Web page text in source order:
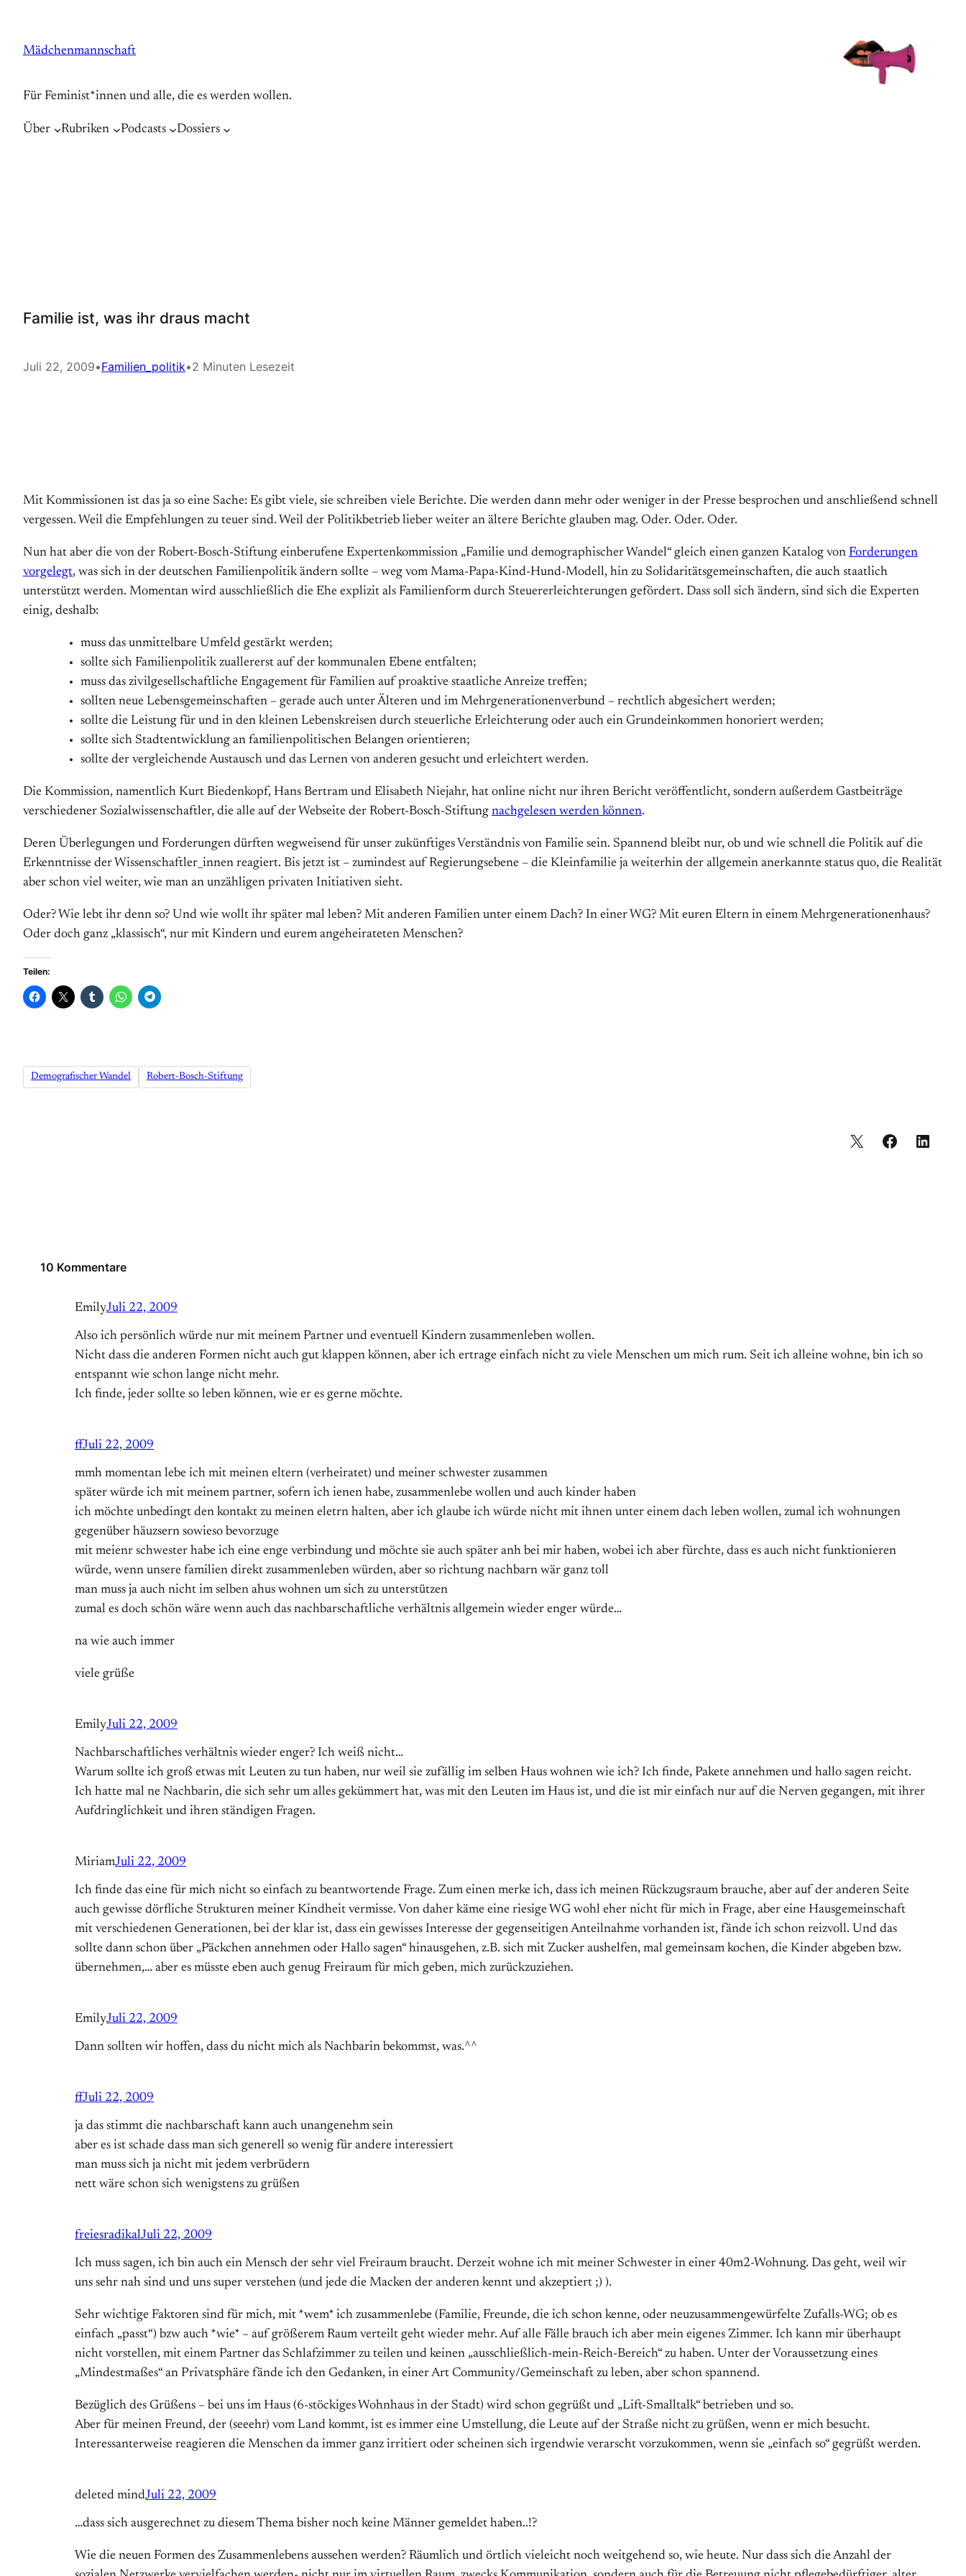
springen
Mädchenmannschaft
Für Feminist*innen und alle, die es werden wollen.
Über Rubriken Podcasts Dossiers
Familie ist, was ihr draus macht
Juli 22, 2009•Familien_politik•2 Minuten Lesezeit
Mit Kommissionen ist das ja so eine Sache: Es gibt viele, sie schreiben viele Berichte. Die werden dann mehr oder weniger in der Presse besprochen und anschließend schnell
vergessen. Weil die Empfehlungen zu teuer sind. Weil der Politikbetrieb lieber weiter an ältere Berichte glauben mag. Oder. Oder. Oder.
Nun hat aber die von der Robert-Bosch-Stiftung einberufene Expertenkommission „Familie und demographischer Wandel“ gleich einen ganzen Katalog von Forderungen
vorgelegt, was sich in der deutschen Familienpolitik ändern sollte – weg vom Mama-Papa-Kind-Hund-Modell, hin zu Solidaritätsgemeinschaften, die auch staatlich
unterstützt werden. Momentan wird ausschließlich die Ehe explizit als Familienform durch Steuererleichterungen gefördert. Dass soll sich ändern, sind sich die Experten
einig, deshalb:
muss das unmittelbare Umfeld gestärkt werden;
sollte sich Familienpolitik zuallererst auf der kommunalen Ebene entfalten;
muss das zivilgesellschaftliche Engagement für Familien auf proaktive staatliche Anreize treffen;
sollten neue Lebensgemeinschaften – gerade auch unter Älteren und im Mehrgenerationenverbund – rechtlich abgesichert werden;
sollte die Leistung für und in den kleinen Lebenskreisen durch steuerliche Erleichterung oder auch ein Grundeinkommen honoriert werden;
sollte sich Stadtentwicklung an familienpolitischen Belangen orientieren;
sollte der vergleichende Austausch und das Lernen von anderen gesucht und erleichtert werden.
Die Kommission, namentlich Kurt Biedenkopf, Hans Bertram und Elisabeth Niejahr, hat online nicht nur ihren Bericht veröffentlicht, sondern außerdem Gastbeiträge
verschiedener Sozialwissenschaftler, die alle auf der Webseite der Robert-Bosch-Stiftung nachgelesen werden können.
Deren Überlegungen und Forderungen dürften wegweisend für unser zukünftiges Verständnis von Familie sein. Spannend bleibt nur, ob und wie schnell die Politik auf die
Erkenntnisse der Wissenschaftler_innen reagiert. Bis jetzt ist – zumindest auf Regierungsebene – die Kleinfamilie ja weiterhin der allgemein anerkannte status quo, die Realität
aber schon viel weiter, wie man an unzähligen privaten Initiativen sieht.
Oder? Wie lebt ihr denn so? Und wie wollt ihr später mal leben? Mit anderen Familien unter einem Dach? In einer WG? Mit euren Eltern in einem Mehrgenerationenhaus?
Oder doch ganz „klassisch“, nur mit Kindern und eurem angeheirateten Menschen?
Teilen:
Demografischer Wandel Robert-Bosch-Stiftung
10 Kommentare
EmilyJuli 22, 2009
Also ich persönlich würde nur mit meinem Partner und eventuell Kindern zusammenleben wollen.
Nicht dass die anderen Formen nicht auch gut klappen können, aber ich ertrage einfach nicht zu viele Menschen um mich rum. Seit ich alleine wohne, bin ich so
entspannt wie schon lange nicht mehr.
Ich finde, jeder sollte so leben können, wie er es gerne möchte.
ffJuli 22, 2009
mmh momentan lebe ich mit meinen eltern (verheiratet) und meiner schwester zusammen
später würde ich mit meinem partner, sofern ich ienen habe, zusammenlebe wollen und auch kinder haben
ich möchte unbedingt den kontakt zu meinen eletrn halten, aber ich glaube ich würde nicht mit ihnen unter einem dach leben wollen, zumal ich wohnungen
gegenüber häuzsern sowieso bevorzuge
mit meienr schwester habe ich eine enge verbindung und möchte sie auch später anh bei mir haben, wobei ich aber fürchte, dass es auch nicht funktionieren
würde, wenn unsere familien direkt zusammenleben würden, aber so richtung nachbarn wär ganz toll
man muss ja auch nicht im selben ahus wohnen um sich zu unterstützen
zumal es doch schön wäre wenn auch das nachbarschaftliche verhältnis allgemein wieder enger würde…
na wie auch immer
viele grüße
EmilyJuli 22, 2009
Nachbarschaftliches verhältnis wieder enger? Ich weiß nicht…
Warum sollte ich groß etwas mit Leuten zu tun haben, nur weil sie zufällig im selben Haus wohnen wie ich? Ich finde, Pakete annehmen und hallo sagen reicht.
Ich hatte mal ne Nachbarin, die sich sehr um alles gekümmert hat, was mit den Leuten im Haus ist, und die ist mir einfach nur auf die Nerven gegangen, mit ihrer
Aufdringlichkeit und ihren ständigen Fragen.
MiriamJuli 22, 2009
Ich finde das eine für mich nicht so einfach zu beantwortende Frage. Zum einen merke ich, dass ich meinen Rückzugsraum brauche, aber auf der anderen Seite
auch gewisse dörfliche Strukturen meiner Kindheit vermisse. Von daher käme eine riesige WG wohl eher nicht für mich in Frage, aber eine Hausgemeinschaft
mit verschiedenen Generationen, bei der klar ist, dass ein gewisses Interesse der gegenseitigen Anteilnahme vorhanden ist, fände ich schon reizvoll. Und das
sollte dann schon über „Päckchen annehmen oder Hallo sagen“ hinausgehen, z.B. sich mit Zucker aushelfen, mal gemeinsam kochen, die Kinder abgeben bzw.
übernehmen,… aber es müsste eben auch genug Freiraum für mich geben, mich zurückzuziehen.
EmilyJuli 22, 2009
Dann sollten wir hoffen, dass du nicht mich als Nachbarin bekommst, was.^^
ffJuli 22, 2009
ja das stimmt die nachbarschaft kann auch unangenehm sein
aber es ist schade dass man sich generell so wenig für andere interessiert
man muss sich ja nicht mit jedem verbrüdern
nett wäre schon sich wenigstens zu grüßen
freiesradikalJuli 22, 2009
Ich muss sagen, ich bin auch ein Mensch der sehr viel Freiraum braucht. Derzeit wohne ich mit meiner Schwester in einer 40m2-Wohnung. Das geht, weil wir
uns sehr nah sind und uns super verstehen (und jede die Macken der anderen kennt und akzeptiert ;) ).
Sehr wichtige Faktoren sind für mich, mit *wem* ich zusammenlebe (Familie, Freunde, die ich schon kenne, oder neuzusammengewürfelte Zufalls-WG; ob es
einfach „passt“) bzw auch *wie* – auf größerem Raum verteilt geht wieder mehr. Auf alle Fälle brauch ich aber mein eigenes Zimmer. Ich kann mir überhaupt
nicht vorstellen, mit einem Partner das Schlafzimmer zu teilen und keinen „ausschließlich-mein-Reich-Bereich“ zu haben. Unter der Voraussetzung eines
„Mindestmaßes“ an Privatsphäre fände ich den Gedanken, in einer Art Community/Gemeinschaft zu leben, aber schon spannend.
Bezüglich des Grüßens – bei uns im Haus (6-stöckiges Wohnhaus in der Stadt) wird schon gegrüßt und „Lift-Smalltalk“ betrieben und so.
Aber für meinen Freund, der (seeehr) vom Land kommt, ist es immer eine Umstellung, die Leute auf der Straße nicht zu grüßen, wenn er mich besucht.
Interessanterweise reagieren die Menschen da immer ganz irritiert oder scheinen sich irgendwie verarscht vorzukommen, wenn sie „einfach so“ gegrüßt werden.
deleted mindJuli 22, 2009
…dass sich ausgerechnet zu diesem Thema bisher noch keine Männer gemeldet haben..!?
Wie die neuen Formen des Zusammenlebens aussehen werden? Räumlich und örtlich vieleicht noch weitgehend so, wie heute. Nur dass sich die Anzahl der